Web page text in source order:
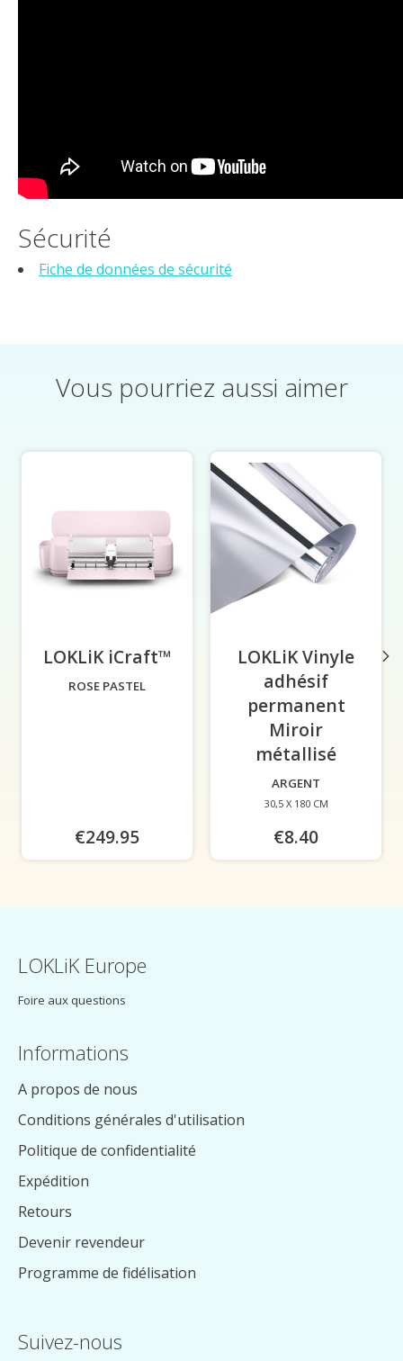
Sécurité
Fiche de données de sécurité
Vous pourriez aussi aimer
LOKLiK iCraft™
ROSE PASTEL
€249.95
LOKLiK Vinyle
adhésif
permanent
Miroir
métallisé
ARGENT
30,5 X 180 CM
€8.40
LOKLiK Europe
Foire aux questions
Informations
A propos de nous
Conditions générales d'utilisation
Politique de confidentialité
Expédition
Retours
Devenir revendeur
Programme de fidélisation
Suivez-nous